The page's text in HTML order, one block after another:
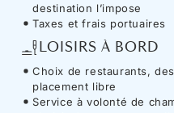
destination l’impose
Taxes et frais portuaires
LOISIRS À BORD
Choix de restaurants,
placement libre
Service à volonté de